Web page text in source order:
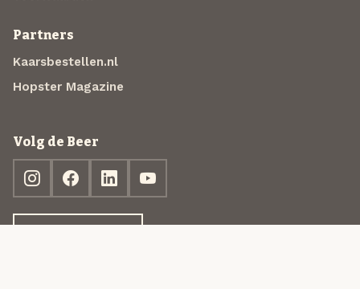
Partners
Kaarsbestellen.nl
Hopster Magazine
Volg de Beer